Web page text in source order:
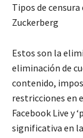
Tipos de
Zuckerberg
Estos son la
eliminación de
contenido,
restricciones en
Facebook Live y
significativa en